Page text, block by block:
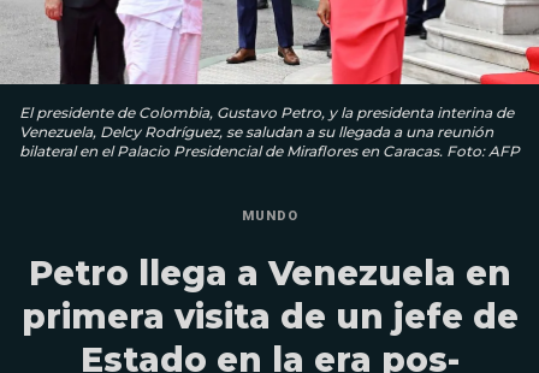
El presidente de Colombia, Gustavo Petro, y la presidenta interina de
Venezuela, Delcy Rodríguez, se saludan a su llegada a una reunión
bilateral en el Palacio Presidencial de Miraflores en Caracas. Foto: AFP
MUNDO
Petro llega a Venezuela en
primera visita de un jefe de
Estado en la era pos-